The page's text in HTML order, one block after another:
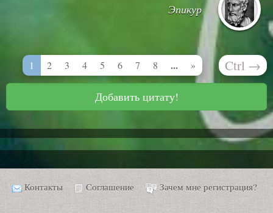
Эпикур
1 2 3 4 5 6 7 8 ... » Ctrl →
Добавить цитату!
Контакты Соглашение Зачем мне регистрация?